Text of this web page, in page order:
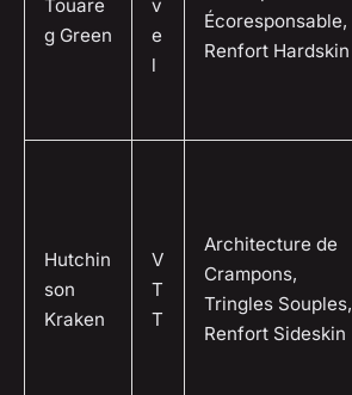
Touare
g Green
v
e
l
Écoresponsable,
Renfort Hardskin
Hutchin
son
Kraken
V
T
T
Architecture de
Crampons,
Tringles Souples,
Renfort Sideskin